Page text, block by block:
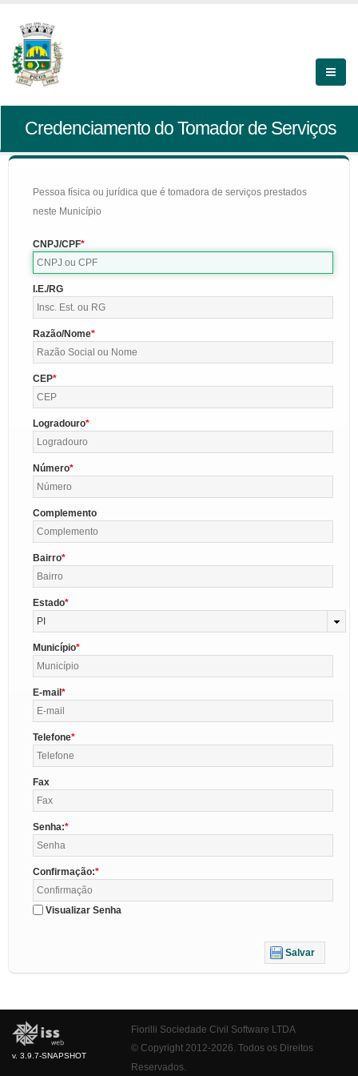
Credenciamento do Tomador de Serviços
Pessoa física ou jurídica que é tomadora de serviços prestados
neste Município
CNPJ/CPF
I.E./RG
Razão/Nome
CEP
Logradouro
Número
Complemento
Bairro
Estado
PI
Município
E-mail
Telefone
Fax
Senha:
Confirmação:
Visualizar Senha
Salvar
v. 3.9.7-SNAPSHOT
Fiorilli Sociedade Civil Software LTDA
© Copyright 2012-2026. Todos os Direitos
Reservados.